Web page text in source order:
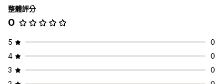
整體評分
0
5
0
4
0
3
0